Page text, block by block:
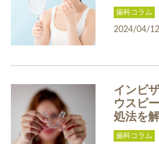
歯周病治療
歯科コラム
2024/04/12
インビ
ウスピ
処法を
歯科コラム